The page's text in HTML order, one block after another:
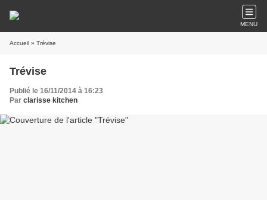
MENU
Accueil » Trévise
Trévise
Publié le 16/11/2014 à 16:23
Par clarisse kitchen